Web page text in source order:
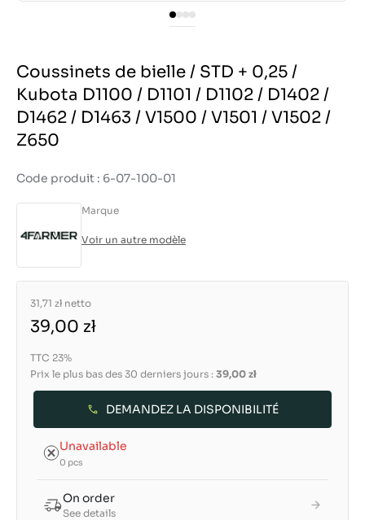
Coussinets de bielle / STD + 0,25 /
Kubota D1100 / D1101 / D1102 / D1402 /
D1462 / D1463 / V1500 / V1501 / V1502 /
Z650
Code produit : 6-07-100-01
Marque
Voir un autre modèle
31,71 zł netto
39,00 zł
TTC 23%
Prix le plus bas des 30 derniers jours : 39,00 zł
DEMANDEZ LA DISPONIBILITÉ
Unavailable
0 pcs
On order
See details